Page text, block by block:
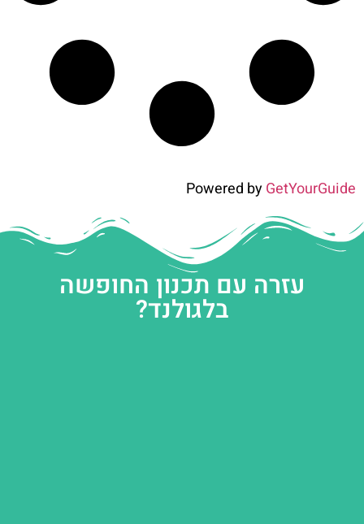
Powered byGetYourGuide
עזרה עם תכנון החופשה
בלגולנד?